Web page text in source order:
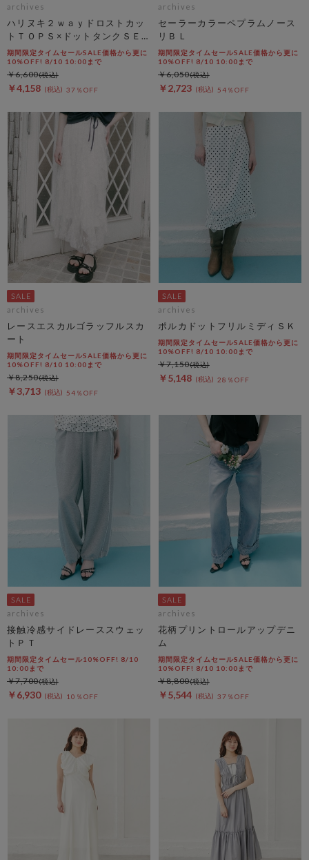
archives
ハリヌキ２ｗａｙドロストカッ
トＴＯＰＳ×ドットタンクＳＥ
Ｔ
期間限定タイムセールSALE価格から更に
10%OFF! 8/10 10:00まで
￥4,158 37％OFF
￥6,600
archives
セーラーカラーペプラムノース
リＢＬ
期間限定タイムセールSALE価格から更に
10%OFF! 8/10 10:00まで
￥2,723 54％OFF
￥6,050
archives
レースエスカルゴラッフルスカ
ート
期間限定タイムセールSALE価格から更に
10%OFF! 8/10 10:00まで
￥3,713 54％OFF
￥8,250
archives
ポルカドットフリルミディＳＫ
期間限定タイムセールSALE価格から更に
10%OFF! 8/10 10:00まで
￥5,148 28％OFF
￥7,150
archives
接触冷感サイドレーススウェッ
トＰＴ
期間限定タイムセール10%OFF! 8/10
10:00まで
￥6,930 10％OFF
￥7,700
archives
花柄プリントロールアップデニ
ム
期間限定タイムセールSALE価格から更に
10%OFF! 8/10 10:00まで
￥5,544 37％OFF
￥8,800